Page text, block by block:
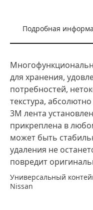
Подробная
для хранения,
потребностей,
текстура,
3M лента
прикреплена в
может быть
удаления не
повредит
Универсальный
Nissan